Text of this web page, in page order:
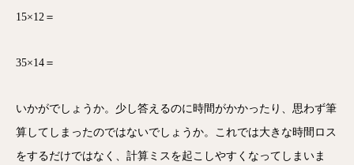
15×12＝
35×14＝
いかがでしょうか。少し答えるのに時間がかかったり、思わず筆
算してしまったのではないでしょうか。これでは大きな時間ロス
をするだけではなく、計算ミスを起こしやすくなってしまいま